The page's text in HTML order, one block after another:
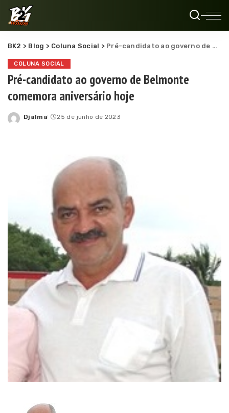
BK2 > Blog > Coluna Social > Pré-candidato ao governo de Belmonte comemora aniversário hoje
COLUNA SOCIAL
Pré-candidato ao governo de Belmonte
comemora aniversário hoje
Posted
Djalma 25 de junho de 2023